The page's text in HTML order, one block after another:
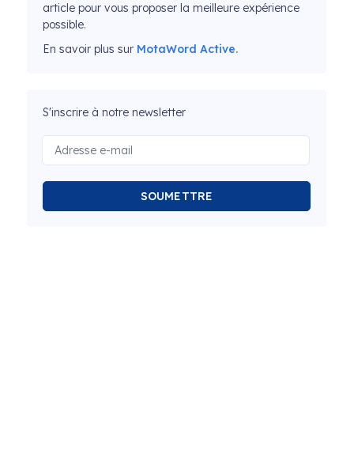
article pour vous proposer la meilleure expérience
possible.
En savoir plus sur MotaWord Active.
S'inscrire à notre newsletter
SOUMETTRE